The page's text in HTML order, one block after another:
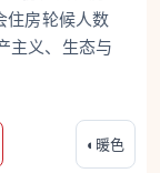
住房轮候人数
主义、生态与
◐ 暖色